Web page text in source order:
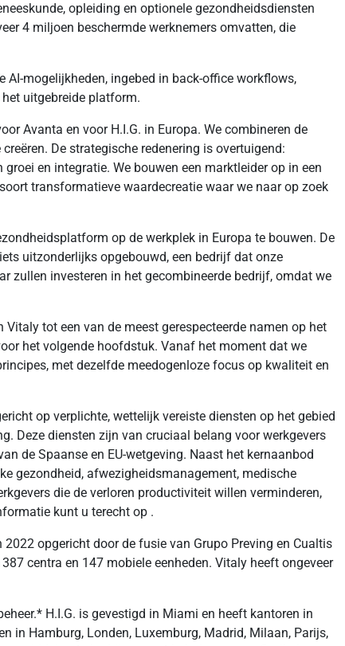
opleiding en optionele gezondheidsdiensten
4 miljoen beschermde werknemers omvatten, die
AI-mogelijkheden, ingebed in back-office workflows,
uitgebreide platform.
Avanta en voor H.I.G. in Europa. We combineren de
De strategische redenering is overtuigend:
en integratie. We bouwen een marktleider op in een
transformatieve waardecreatie waar we naar op zoek
op de werkplek in Europa te bouwen. De
uitzonderlijks opgebouwd, een bedrijf dat onze
zullen investeren in het gecombineerde bedrijf, omdat we
tot een van de meest gerespecteerde namen op het
het volgende hoofdstuk. Vanaf het moment dat we
met dezelfde meedogenloze focus op kwaliteit en
op verplichte, wettelijk vereiste diensten op het gebied
Deze diensten zijn van cruciaal belang voor werkgevers
de Spaanse en EU-wetgeving. Naast het kernaanbod
gezondheid, afwezigheidsmanagement, medische
die de verloren productiviteit willen verminderen,
kunt u terecht op .
opgericht door de fusie van Grupo Preving en Cualtis
centra en 147 mobiele eenheden. Vitaly heeft ongeveer
H.I.G. is gevestigd in Miami en heeft kantoren in
in Hamburg, Londen, Luxemburg, Madrid, Milaan, Parijs,